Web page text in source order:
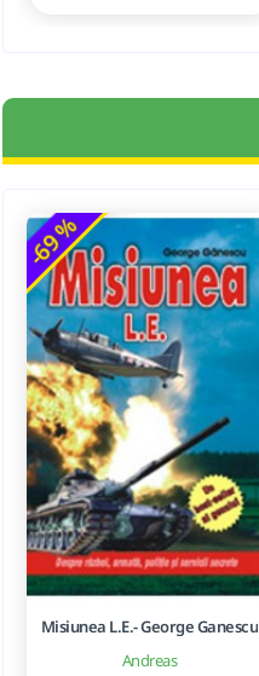
-69 %
Andreas
Misiunea L.E.- George Ganescu